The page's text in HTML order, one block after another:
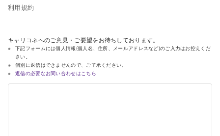
利用規約
キャリコネへのご意見・ご要望をお待ちしております。
下記フォームには個人情報(個人名、住所、メールアドレスなど)のご入力はお控えくだ
さい。
個別に返信はできませんので、ご了承ください。
返信の必要なお問い合わせはこちら